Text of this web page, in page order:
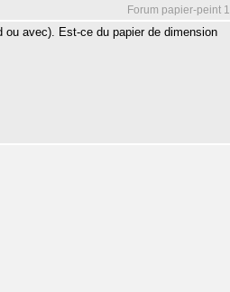
Forum papier-peint 1
avec). Est-ce du papier de dimension